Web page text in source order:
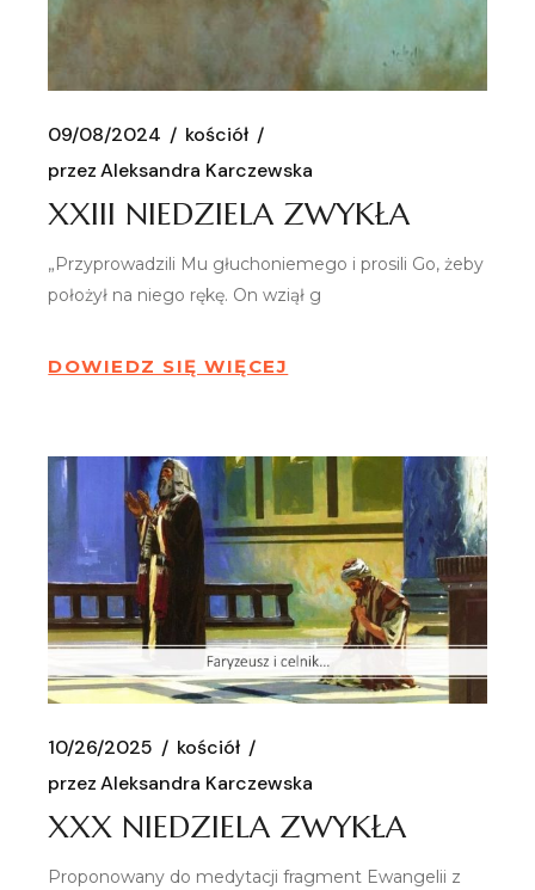
09/08/2024
kościół
przez Aleksandra Karczewska
XXIII NIEDZIELA ZWYKŁA
„Przyprowadzili Mu głuchoniemego i prosili Go, żeby
położył na niego rękę. On wziął g
DOWIEDZ SIĘ WIĘCEJ
10/26/2025
kościół
przez Aleksandra Karczewska
XXX NIEDZIELA ZWYKŁA
Proponowany do medytacji fragment Ewangelii z